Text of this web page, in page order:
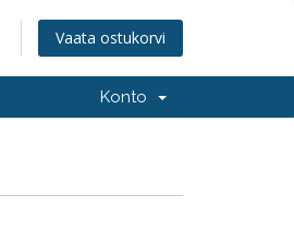
Vaata ostukorvi
Konto